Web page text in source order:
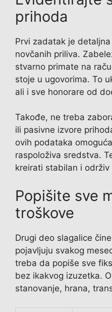
prihoda
Prvi zadatak je
novčanih priliva.
stvarno primate na
stoje u ugovorima. To
ali i sve honorare od
Takođe, ne treba
ili pasivne izvore
ovih podataka
raspoloživa sredstva.
kreirati stabilan i
Popišite sve
troškove
Drugi deo slagalice
pojavljuju svakog
treba da popiše sve
bez ikakvog izuzetka.
stanovanje, hrana,